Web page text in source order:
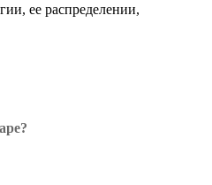
ее распределении,